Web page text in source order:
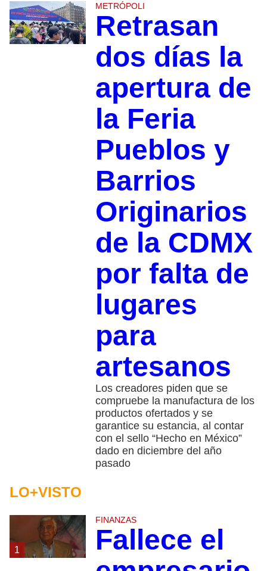
METRÓPOLI
Retrasan
dos días la
apertura de
la Feria
Pueblos y
Barrios
Originarios
de la CDMX
por falta de
lugares
para
artesanos
Los creadores piden que se
compruebe la manufactura de los
productos ofertados y se
garantice su estancia, al contar
con el sello “Hecho en México”
dado en diciembre del año
pasado
LO+VISTO
1
FINANZAS
Fallece el